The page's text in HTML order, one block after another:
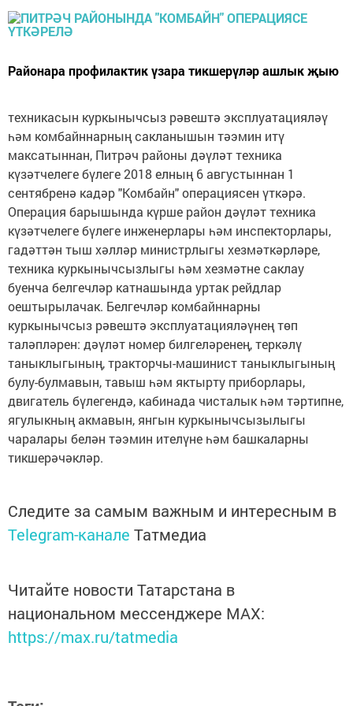
Районара профилактик үзара тикшерүләр ашлык җыю
техникасын куркынычсыз рәвештә эксплуатацияләү
һәм комбайннарның сакланышын тәэмин итү
максатыннан, Питрәч районы дәүләт техника
күзәтчелеге бүлеге 2018 елның 6 августыннан 1
сентябренә кадәр "Комбайн" операциясен үткәрә.
Операция барышында күрше район дәүләт техника
күзәтчелеге бүлеге инженерлары һәм инспекторлары,
гадәттән тыш хәлләр министрлыгы хезмәткәрләре,
техника куркынычсызлыгы һәм хезмәтне саклау
буенча белгечләр катнашында уртак рейдлар
оештырылачак. Белгечләр комбайннарны
куркынычсыз рәвештә эксплуатацияләүнең төп
таләпләрен: дәүләт номер билгеләренең, теркәлү
таныклыгының, тракторчы-машинист таныклыгының
булу-булмавын, тавыш һәм яктырту приборлары,
двигатель бүлегендә, кабинада чисталык һәм тәртипне,
ягулыкның акмавын, янгын куркынычсызылыгы
чаралары белән тәэмин ителүне һәм башкаларны
тикшерәчәкләр.
Следите за самым важным и интересным в
Telegram-канале Татмедиа
Читайте новости Татарстана в
национальном мессенджере MАХ:
https://max.ru/tatmedia